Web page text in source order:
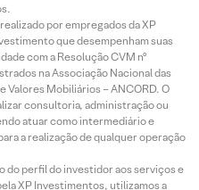
por empregados da XP
que desempenham suas
com a Resolução CVM nº
na Associação Nacional das
Mobiliários – ANCORD. O
consultoria, administração ou
atuar como intermediário e
a realização de qualquer operação
do perfil do investidor aos serviços e
XP Investimentos, utilizamos a